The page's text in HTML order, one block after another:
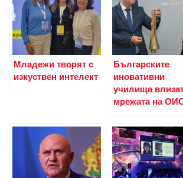
Младежи творят с
изкуствен интелект
Българските
иновативни
училища
мрежата на